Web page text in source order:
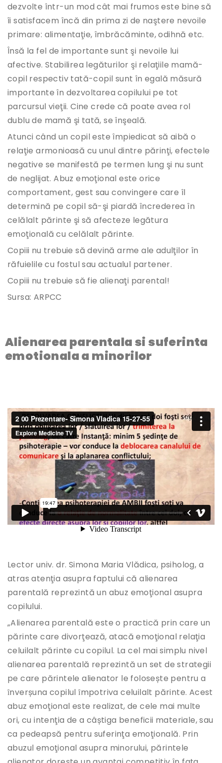
dezvolte într-un mod cât mai frumos este bine să
îi satisfacem încă din prima zi de naştere nevoile
primare: alimentaţie, îmbrăcăminte, odihnă etc.
Însă la fel de importante sunt şi nevoile lui
afective. Stabilirea legăturilor şi relaţiile mamă-
copil respectiv tată-copil sunt în egală măsură
importante în dezvoltarea copilului pe tot
parcursul vieţii. Cine crede că poate avea rol
dublu de mamă şi tată, se înşeală.
Atunci când un copil este împiedicat să aibă o
relaţie armonioasă cu unul dintre părinţi, efectele
negative se manifestă pe termen lung şi nu sunt
de neglijat. Abuz emoţional este orice
comportament, gest sau convingere care îl
determină pe copil să-şi piardă încrederea în
celălalt părinte şi să afecteze legătura
emoţională cu celălalt părinte.
Copiii nu trebuie să devină arme ale adulţilor în
răfuielile cu fostul sau actualul partener.
Copiii nu trebuie să fie alienaţi parental!
Sursa: ARPCC
Alienarea parentala si suferinta
emotionala a minorilor
Lector univ. dr. Simona Maria Vlădica, psiholog, a
atras atenţia asupra faptului că alienarea
parentală reprezintă un abuz emoţional asupra
copilului.
„Alienarea parentală este o practică prin care un
părinte care divorţează, atacă emoţional relaţia
celuilalt părinte cu copilul. La cel mai simplu nivel
alienarea parentală reprezintă un set de strategii
pe care părintele alienator le folosește pentru a
ȋnverșuna copilul ȋmpotriva celuilalt părinte. Acest
abuz emoţional este realizat, de cele mai multe
ori, cu intenţia de a câștiga beneficii materiale, sau
ca pedeapsă pentru suferinţa emoţională. Prin
abuzul emoţional asupra minorului, părintele